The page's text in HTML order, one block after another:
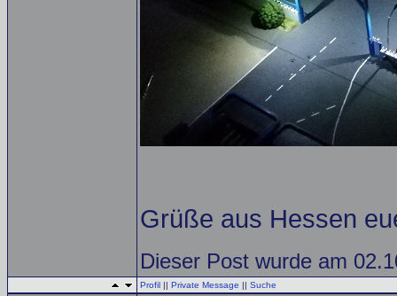
Grüße aus Hessen
Dieser Post wurde am
Profil || Private Message || Suche